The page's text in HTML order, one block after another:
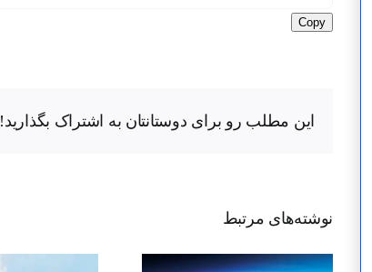
Copy
این مطلب رو برای دوستانتان به اشتراک بگذارید!
نوشته‌‌های مرتبط